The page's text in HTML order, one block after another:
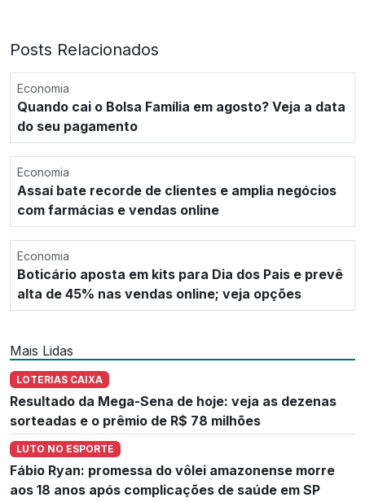
Posts Relacionados
Economia
Quando cai o Bolsa Família em agosto? Veja a data
do seu pagamento
Economia
Assaí bate recorde de clientes e amplia negócios
com farmácias e vendas online
Economia
Boticário aposta em kits para Dia dos Pais e prevê
alta de 45% nas vendas online; veja opções
Mais Lidas
LOTERIAS CAIXA
Resultado da Mega-Sena de hoje: veja as dezenas
sorteadas e o prêmio de R$ 78 milhões
LUTO NO ESPORTE
Fábio Ryan: promessa do vôlei amazonense morre
aos 18 anos após complicações de saúde em SP